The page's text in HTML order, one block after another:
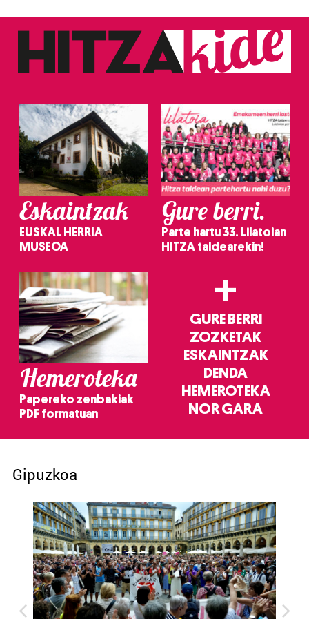
Eskaintzak
EUSKAL HERRIA
MUSEOA
Gure berri.
Parte hartu 33. Lilatoian
HITZA taldearekin!
Hemeroteka
Papereko zenbakiak
PDF formatuan
+
GURE BERRI
ZOZKETAK
ESKAINTZAK
DENDA
HEMEROTEKA
NOR GARA
Gipuzkoa